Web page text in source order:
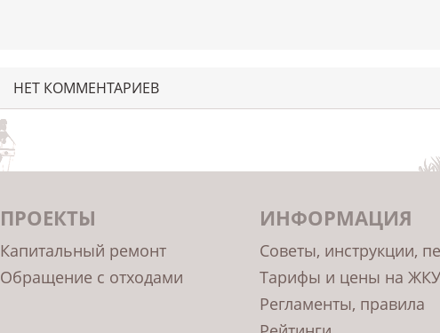
НЕТ КОММЕНТАРИЕВ
ПРОЕКТЫ
Капитальный ремонт
Обращение с отходами
ИНФОРМАЦИЯ
Советы, инструкции,
Тарифы и цены на ЖКУ
Регламенты, правила